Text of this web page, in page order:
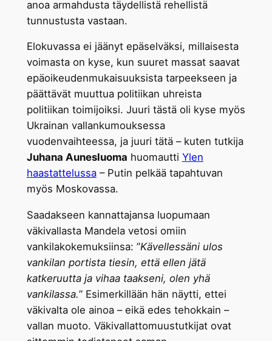
anoa armahdusta täydellistä rehellistä
tunnustusta vastaan.
Elokuvassa ei jäänyt epäselväksi, millaisesta
voimasta on kyse, kun suuret massat saavat
epäoikeudenmukaisuuksista tarpeekseen ja
päättävät muuttua politiikan uhreista
politiikan toimijoiksi. Juuri tästä oli kyse myös
Ukrainan vallankumouksessa
vuodenvaihteessa, ja juuri tätä – kuten tutkija
Juhana Aunesluoma huomautti Ylen
haastattelussa– Putin pelkää tapahtuvan
myös Moskovassa.
Saadakseen kannattajansa luopumaan
väkivallasta Mandela vetosi omiin
vankilakokemuksiinsa: ”Kävellessäni ulos
vankilan portista tiesin, että ellen jätä
katkeruutta ja vihaa taakseni, olen yhä
vankilassa.” Esimerkillään hän näytti, ettei
väkivalta ole ainoa – eikä edes tehokkain –
vallan muoto. Väkivallattomuustutkijat ovat